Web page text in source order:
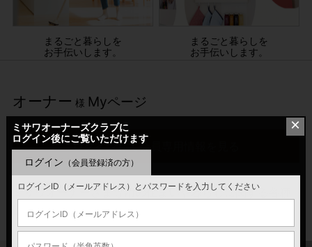
まるごと暮らしを
お手伝いします。
まるごと暮らしを
お手伝いします。
オーナー 様 Myページ
ログインして会員専用情報を見る
ミサワオーナーさま専用の住まいや暮らしに関する各種
情報、サービスをご覧いただけます。
×
ミサワオーナーズクラブに
ログイン後にご覧いただけます
ログイン （会員登録済の方）
ログインID（メールアドレス）とパスワードを入力してください